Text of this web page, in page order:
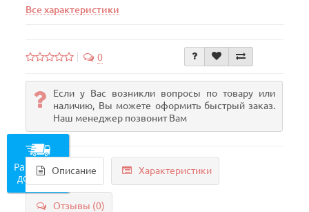
Все характеристики
0
Если у Вас возникли вопросы по товару или
наличию, Вы можете оформить быстрый заказ.
Наш менеджер позвонит Вам
Описание Характеристики
Отзывы (0)
Рассчитать
доставку